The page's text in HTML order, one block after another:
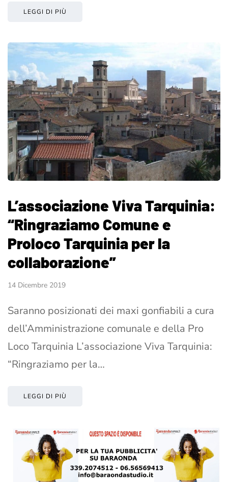
LEGGI DI PIÙ
L’associazione Viva Tarquinia:
“Ringraziamo Comune e
Proloco Tarquinia per la
collaborazione”
14 Dicembre 2019
Saranno posizionati dei maxi gonfiabili a cura
dell’Amministrazione comunale e della Pro
Loco Tarquinia L’associazione Viva Tarquinia:
“Ringraziamo per la…
LEGGI DI PIÙ